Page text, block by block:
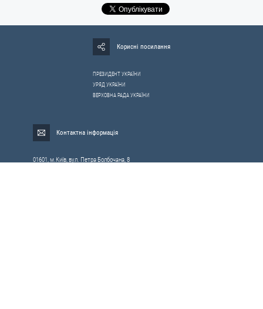
Корисні посилання
ПРЕЗИДЕНТ УКРАЇНИ
УРЯД УКРАЇНИ
ВЕРХОВНА РАДА УКРАЇНИ
Контактна інформація
01601, м.Київ, вул. Петра Болбочана, 8